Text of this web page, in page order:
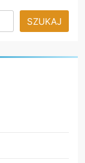
SZUKAJ